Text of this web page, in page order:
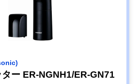
ー ER-NGNH1/ER-GN71